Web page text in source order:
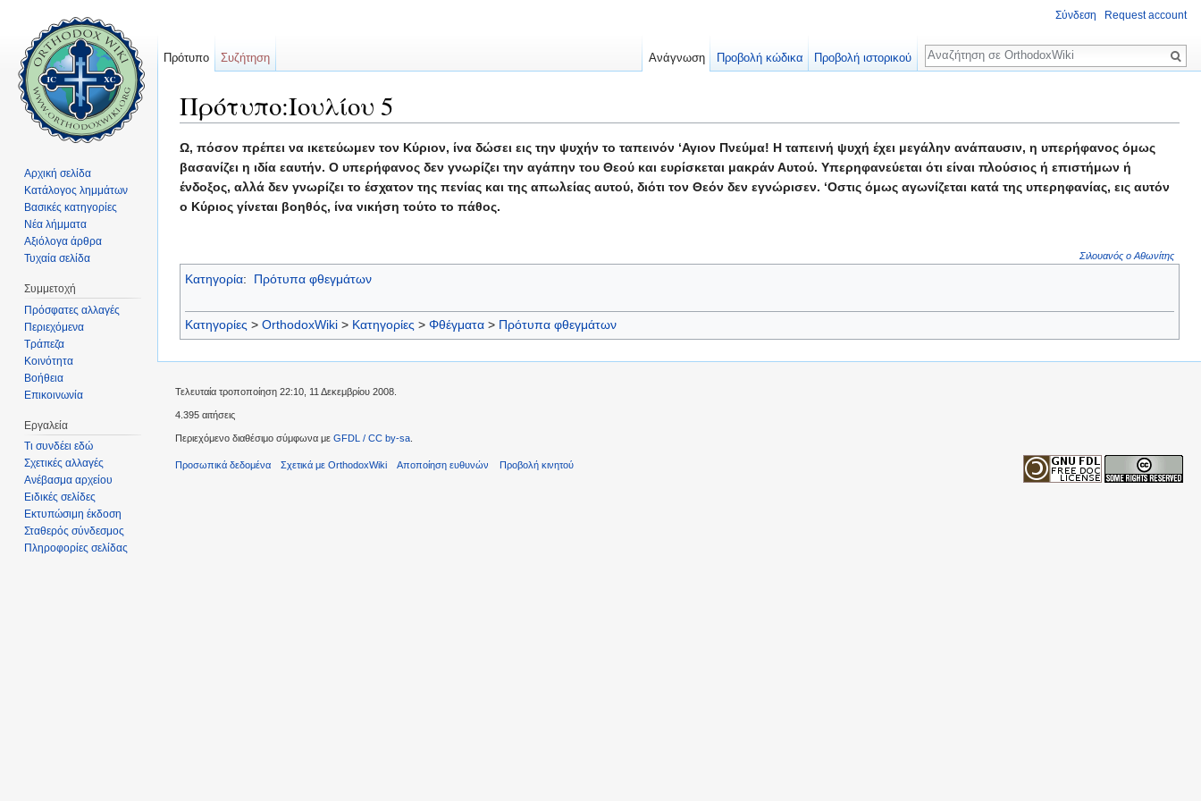
Πρότυπο:Ιουλίου 5
Ω, πόσον πρέπει να ικετεύωμεν τον Κύριον, ίνα δώσει εις την ψυχήν το ταπεινόν ‘Αγιον Πνεύμα! Η ταπεινή ψυχή έχει μεγάλην ανάπαυσιν, η υπερήφανος όμως
βασανίζει η ιδία εαυτήν. Ο υπερήφανος δεν γνωρίζει την αγάπην του Θεού και ευρίσκεται μακράν Αυτού. Υπερηφανεύεται ότι είναι πλούσιος ή επιστήμων ή
ένδοξος, αλλά δεν γνωρίζει το έσχατον της πενίας και της απωλείας αυτού, διότι τον Θεόν δεν εγνώρισεν. ‘Οστις όμως αγωνίζεται κατά της υπερηφανίας, εις αυτόν
ο Κύριος γίνεται βοηθός, ίνα νικήση τούτο το πάθος.
Σιλουανός ο Αθωνίτης
Κατηγορία: Πρότυπα φθεγμάτων
Κατηγορίες > OrthodoxWiki > Κατηγορίες > Φθέγματα > Πρότυπα φθεγμάτων
Σύνδεση Request account
Πρότυπο Συζήτηση Ανάγνωση Προβολή κώδικα Προβολή ιστορικού
Αναζήτηση
Αρχική σελίδα
Κατάλογος λημμάτων
Βασικές κατηγορίες
Νέα λήμματα
Αξιόλογα άρθρα
Τυχαία σελίδα
Συμμετοχή
Πρόσφατες αλλαγές
Περιεχόμενα
Τράπεζα
Κοινότητα
Βοήθεια
Επικοινωνία
Εργαλεία
Τι συνδέει εδώ
Σχετικές αλλαγές
Ανέβασμα αρχείου
Ειδικές σελίδες
Εκτυπώσιμη έκδοση
Σταθερός σύνδεσμος
Πληροφορίες σελίδας
Τελευταία τροποποίηση 22:10, 11 Δεκεμβρίου 2008.
4.395 αιτήσεις
Περιεχόμενο διαθέσιμο σύμφωνα με GFDL / CC by-sa
Προσωπικά δεδομένα Σχετικά με OrthodoxWiki Αποποίηση ευθυνών Προβολή κινητού